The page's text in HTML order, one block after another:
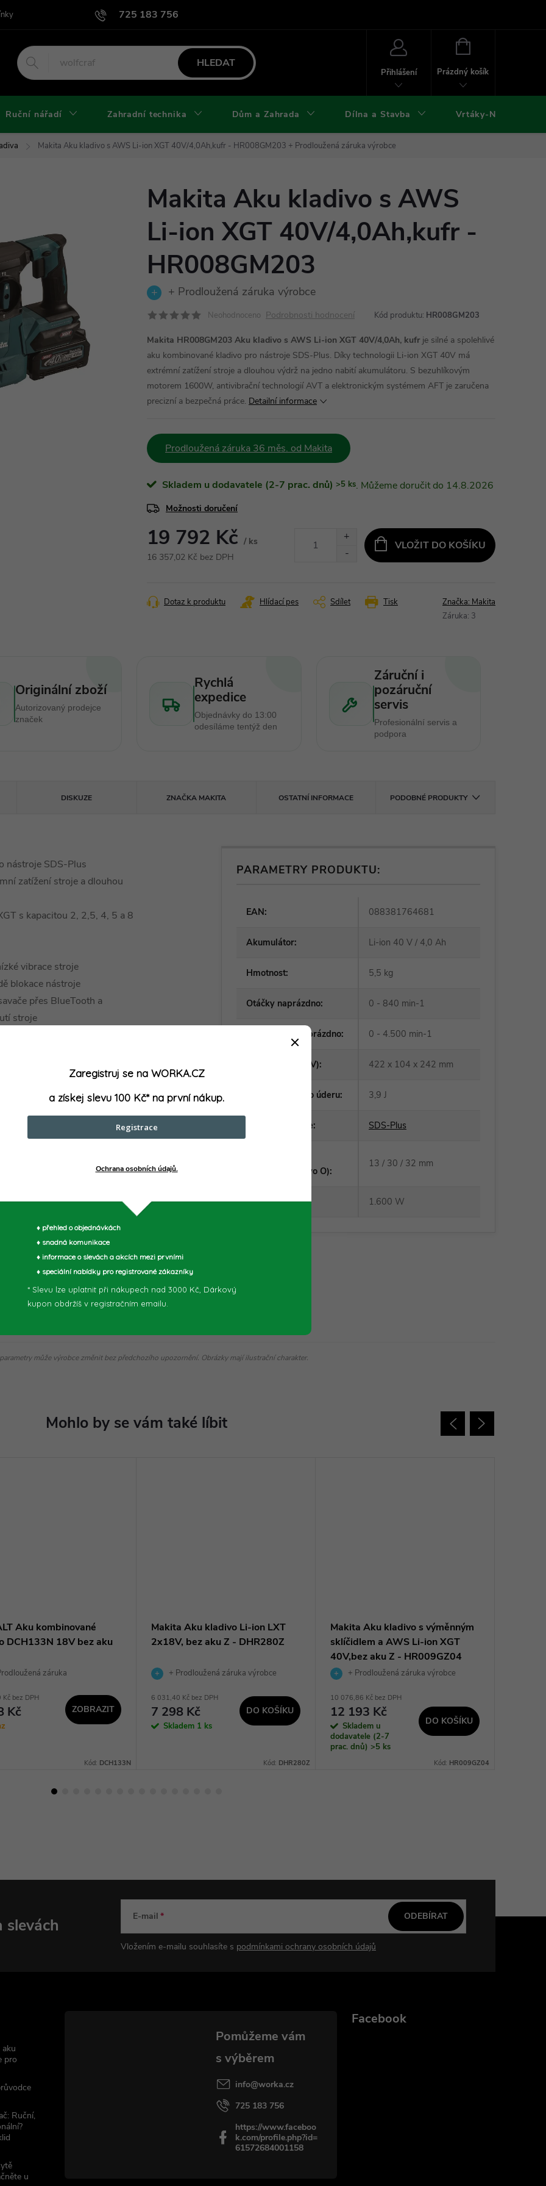
725 183 756
Podmínky užití webu Podmínky ochrany osobních údajů a cookies
HLEDAT
Přihlášení
NÁKUPNÍ
Prázdný košík
Ruční nářadí Zahradní technika Dům a Zahrada Dílna a Stavba Vrtáky-Nástroje
Makita Aku kladivo s AWS Li-ion XGT 40V/4,0Ah,kufr - HR008GM203 + Prodloužená záruka výrobce
Makita Aku kladivo s AWS
Li-ion XGT 40V/4,0Ah,kufr -
HR008GM203
+ Prodloužená záruka výrobce
Neohodnoceno Podrobnosti hodnocení Kód produktu: HR008GM203
Makita HR008GM203 Aku kladivo s AWS Li-ion XGT 40V/4,0Ah, kufr je silné a spolehlivé
aku kombinované kladivo pro nástroje SDS-Plus. Díky technologii Li-ion XGT 40V má
extrémní zatížení stroje a dlouhou výdrž na jedno nabití akumulátoru. S bezuhlíkovým
motorem 1600W, antivibrační technologií AVT a elektronickým systémem AFT je zaručena
precizní a bezpečná práce. Detailní informace
Prodloužená záruka 36 měs. od Makita
Skladem u dodavatele (2-7 prac. dnů) >5 ks 14.8.2026
Možnosti doručení
19 792 Kč / ks
16 357,02 Kč bez DPH
VLOŽIT DO KOŠÍKU
Tisk
Dotaz k produktu Hlídací pes Sdílet Značka: Makita
Záruka: 3
Originální zboží
Autorizovaný prodejce
značek
Rychlá
expedice
Objednávky do 13:00
odesíláme tentýž den
Záruční i
pozáruční
servis
Profesionální servis a
podpora
DISKUZE ZNAČKA MAKITA OSTATNÍ INFORMACE PODOBNÉ PRODUKTY
nástroje SDS-Plus
zatížení stroje a dlouhou
s kapacitou 2, 2,5, 4, 5 a 8
vibrace stroje
blokace nástroje
přes BlueTooth a
stroje
adaptéru DX10 (není
se zvýšenou prašností nebo
a rychlonabíječka
PARAMETRY PRODUKTU:
EAN: 088381764681
Akumulátor: Li-ion 40 V / 4,0 Ah
Hmotnost: 5,5 kg
Otáčky naprázdno: 0 - 840 min-1
Počet úderů naprázdno: 0 - 4.500 min-1
Rozměry (DxŠxV): 422 x 104 x 242 mm
Síla jednotlivého úderu: 3,9 J
Upínání nástroje: SDS-Plus
(ocel|beton|dřevo O):
13 / 30 / 32 mm
Výkon: 1.600 W
může výrobce změnit bez předchozího upozornění. Obrázky mají ilustrační charakter.
Aku kombinované
DCH133N 18V bez aku
záruka
bez DPH
Kč ZOBRAZIT
Kód: DCH133N
Makita Aku kladivo Li-ion LXT
2x18V, bez aku Z - DHR280Z
+ Prodloužená záruka výrobce
6 031,40 Kč bez DPH
7 298 Kč
Skladem 1 ks
DO KOŠÍKU
Kód: DHR280Z
Makita Aku kladivo s výměnným
sklíčidlem a AWS Li-ion XGT
40V,bez aku Z - HR009GZ04
+ Prodloužená záruka výrobce
10 076,86 Kč bez DPH
12 193 Kč
Skladem u
dodavatele (2-7
prac. dnů) >5 ks
DO KOŠÍKU
Kód: HR009GZ04
slevách E-mail
Vložením e-mailu souhlasíte s podmínkami ochrany osobních údajů
ODEBÍRAT
pro
Ruční,
u
info@worka.cz
725 183 756
https://www.faceboo
k.com/profile.php?id=
61572684001158
Facebook
Zaregistruj se na WORKA.CZ
a získej slevu 100 Kč* na první nákup.
Registrace
Ochrana osobních údajů.
♦ přehled o objednávkách
♦ snadná komunikace
♦ informace o slevách a akcích mezi prvními
♦ speciální nabídky pro registrované zákazníky
* Slevu lze uplatnit při nákupech nad 3000 Kč, Dárkový
kupon obdržíš v registračním emailu.